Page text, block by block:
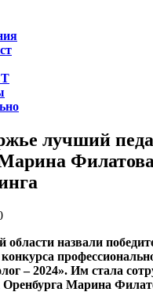
лучший
области назвали
– 2024». Им стала
Оренбурга Марина